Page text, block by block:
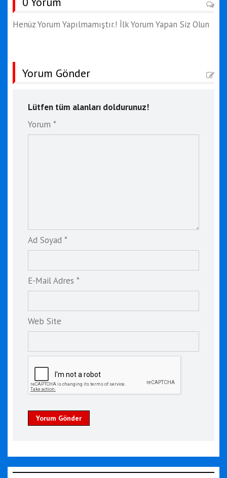
Henüz Yorum Yapılmamıştır.! İlk Yorum Yapan Siz Olun
Yorum Gönder
Lütfen tüm alanları doldurunuz!
Yorum *
Ad Soyad *
E-Mail Adres *
Web Site
Yorum Gönder